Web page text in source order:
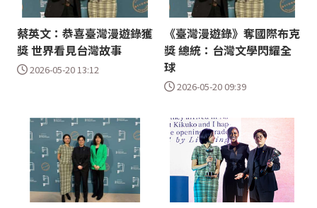
蔡英文：恭喜臺灣漫遊錄獲
獎 世界看見台灣故事
2026-05-20 13:12
《臺灣漫遊錄》奪國際布克
獎 總統：台灣文學閃耀全
球
2026-05-20 09:39